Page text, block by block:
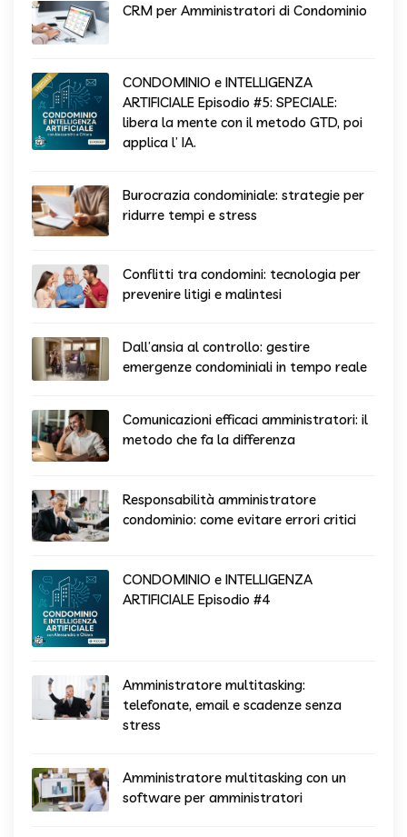
CRM per Amministratori di Condominio
CONDOMINIO e INTELLIGENZA
ARTIFICIALE Episodio #5: SPECIALE:
libera la mente con il metodo GTD, poi
applica l’ IA.
Burocrazia condominiale: strategie per
ridurre tempi e stress
Conflitti tra condomini: tecnologia per
prevenire litigi e malintesi
Dall’ansia al controllo: gestire
emergenze condominiali in tempo reale
Comunicazioni efficaci amministratori: il
metodo che fa la differenza
Responsabilità amministratore
condominio: come evitare errori critici
CONDOMINIO e INTELLIGENZA
ARTIFICIALE Episodio #4
Amministratore multitasking:
telefonate, email e scadenze senza
stress
Amministratore multitasking con un
software per amministratori